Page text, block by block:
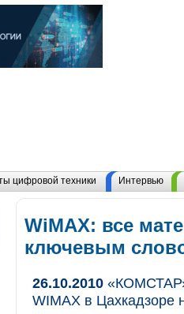
цифровой техники Интервью
WiMAX: все
ключевым
26.10.2010
WIMAX в